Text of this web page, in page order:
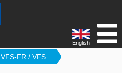
English
VFS-FR / VFS...